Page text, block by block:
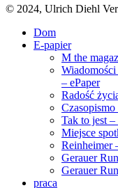
© 2024, Ulrich Diehl
Dom
E-papier
M the
– ePaper
Radość
Tak to jest –
Miejsce
Reinheimer
Gerauer
Gerauer
praca